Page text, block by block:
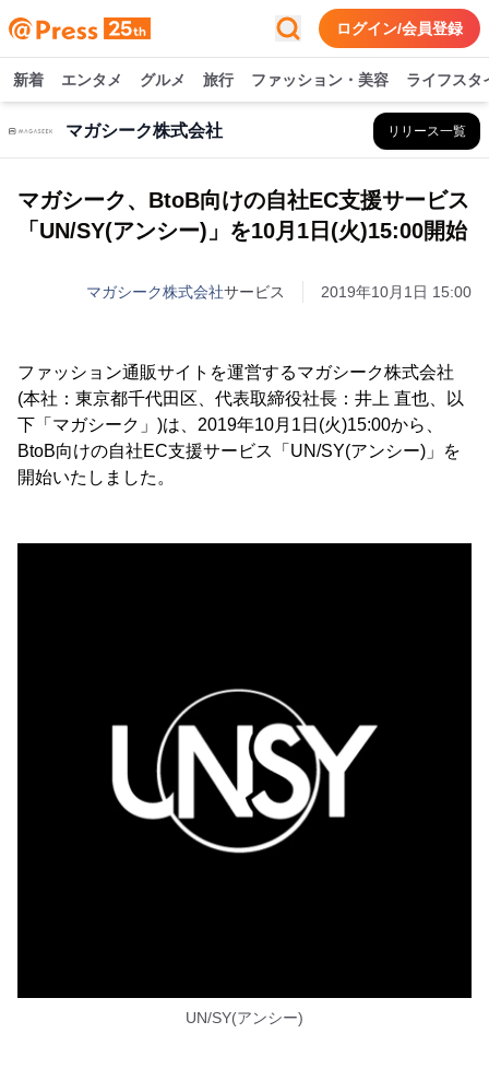
ログイン/会員登録
新着 エンタメ グルメ 旅行 ファッション・美容 ライフスタ
マガシーク株式会社 リリース一覧
マガシーク、BtoB向けの自社EC支援サービス
「UN/SY(アンシー)」を10月1日(火)15:00開始
マガシーク株式会社サービス 2019年10月1日 15:00
ファッション通販サイトを運営するマガシーク株式会社
(本社：東京都千代田区、代表取締役社長：井上 直也、以
下「マガシーク」)は、2019年10月1日(火)15:00から、
BtoB向けの自社EC支援サービス「UN/SY(アンシー)」を
開始いたしました。
UN/SY(アンシー)